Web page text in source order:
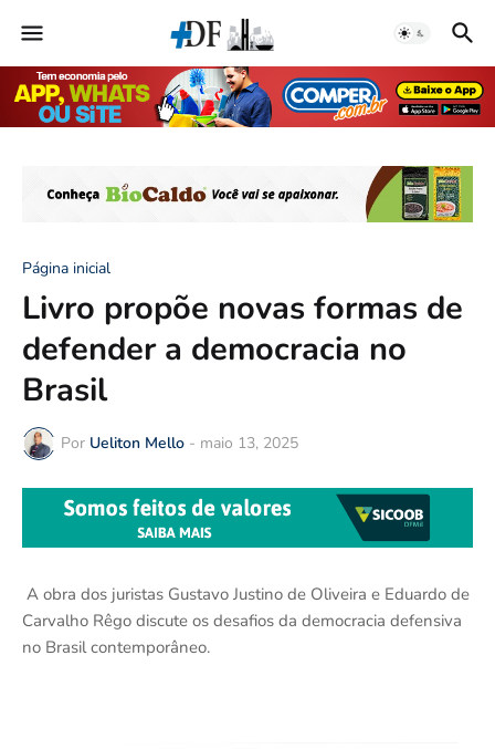
Página inicial
Livro propõe novas formas de
defender a democracia no
Brasil
Por Ueliton Mello - maio 13, 2025
A obra dos juristas Gustavo Justino de Oliveira e Eduardo de
Carvalho Rêgo discute os desafios da democracia defensiva
no Brasil contemporâneo.